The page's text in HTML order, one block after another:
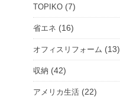
ー
を
選
択
TOPIKO (7)
省エネ (16)
オフィスリフォーム (13)
収納 (42)
アメリカ生活 (22)